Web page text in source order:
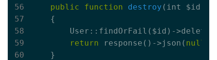
public
function destroy (int $id)
{
User::findOrFail($id)-
return response()->json( null
    }